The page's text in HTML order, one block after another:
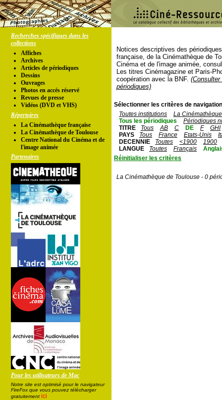
Recherches spécifiques dans les
collections
Affiches
Archives
Articles de périodiques
Dessins
Ouvrages
Photos en accés réservé
Revues de presse
Vidéos (DVD et VHS)
Répertoires
La Cinémathèque française
La Cinémathèque de Toulouse
Centre National du Cinéma et de
l'image animée
Partenaires
Pour les utilisateurs de Mac
Notre site est optimisé pour le navigateur
FireFox que vous pouvez télécharger
gratuitement ici
Notices descriptives des
française, de la Cinémathèque de
Cinéma et de l'image animée,
Les titres Cinémagazine et Paris-
coopération avec la BNF.
périodiques)
Sélectionner les critères de
Toutes institutions
La
Tous les périodiques
Périodiques
TITRE
Tous AB C DE F
GHI
PAYS
Tous France Etats-Unis
DECENNIE
Toutes <1900
1900
LANGUE
Toutes Français
Réinitialiser les critères
La Cinémathèque de Toulouse - 0